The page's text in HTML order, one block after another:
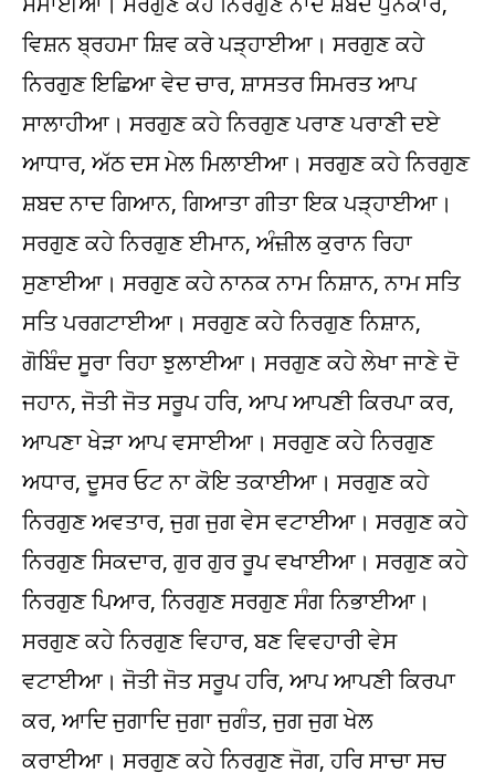
ਵਿਸ਼ਨ ਬ੍ਰਹਮਾ ਸ਼ਿਵ ਕਰੇ ਪੜ੍ਹਾਈਆ। ਸਰਗੁਣ ਕਹੇ
ਨਿਰਗੁਣ ਇਛਿਆ ਵੇਦ ਚਾਰ, ਸ਼ਾਸਤਰ ਸਿਮਰਤ ਆਪ
ਸਾਲਾਹੀਆ। ਸਰਗੁਣ ਕਹੇ ਨਿਰਗੁਣ ਪਰਾਣ ਪਰਾਣੀ ਦਏ
ਆਧਾਰ, ਅੱਠ ਦਸ ਮੇਲ ਮਿਲਾਈਆ। ਸਰਗੁਣ ਕਹੇ ਨਿਰਗੁਣ
ਸ਼ਬਦ ਨਾਦ ਗਿਆਨ, ਗਿਆਤਾ ਗੀਤਾ ਇਕ ਪੜ੍ਹਾਈਆ।
ਸਰਗੁਣ ਕਹੇ ਨਿਰਗੁਣ ਈਮਾਨ, ਅੰਜ਼ੀਲ ਕੁਰਾਨ ਰਿਹਾ
ਸੁਣਾਈਆ। ਸਰਗੁਣ ਕਹੇ ਨਾਨਕ ਨਾਮ ਨਿਸ਼ਾਨ, ਨਾਮ ਸਤਿ
ਸਤਿ ਪਰਗਟਾਈਆ। ਸਰਗੁਣ ਕਹੇ ਨਿਰਗੁਣ ਨਿਸ਼ਾਨ,
ਗੋਬਿੰਦ ਸੂਰਾ ਰਿਹਾ ਝੁਲਾਈਆ। ਸਰਗੁਣ ਕਹੇ ਲੇਖਾ ਜਾਣੇ ਦੋ
ਜਹਾਨ, ਜੋਤੀ ਜੋਤ ਸਰੂਪ ਹਰਿ, ਆਪ ਆਪਣੀ ਕਿਰਪਾ ਕਰ,
ਆਪਣਾ ਖੇੜਾ ਆਪ ਵਸਾਈਆ। ਸਰਗੁਣ ਕਹੇ ਨਿਰਗੁਣ
ਅਧਾਰ, ਦੂਸਰ ਓਟ ਨਾ ਕੋਇ ਤਕਾਈਆ। ਸਰਗੁਣ ਕਹੇ
ਨਿਰਗੁਣ ਅਵਤਾਰ, ਜੁਗ ਜੁਗ ਵੇਸ ਵਟਾਈਆ। ਸਰਗੁਣ ਕਹੇ
ਨਿਰਗੁਣ ਸਿਕਦਾਰ, ਗੁਰ ਗੁਰ ਰੂਪ ਵਖਾਈਆ। ਸਰਗੁਣ ਕਹੇ
ਨਿਰਗੁਣ ਪਿਆਰ, ਨਿਰਗੁਣ ਸਰਗੁਣ ਸੰਗ ਨਿਭਾਈਆ।
ਸਰਗੁਣ ਕਹੇ ਨਿਰਗੁਣ ਵਿਹਾਰ, ਬਣ ਵਿਵਹਾਰੀ ਵੇਸ
ਵਟਾਈਆ। ਜੋਤੀ ਜੋਤ ਸਰੂਪ ਹਰਿ, ਆਪ ਆਪਣੀ ਕਿਰਪਾ
ਕਰ, ਆਦਿ ਜੁਗਾਦਿ ਜੁਗਾ ਜੁਗੰਤ, ਜੁਗ ਜੁਗ ਖੇਲ
ਕਰਾਈਆ। ਸਰਗੁਣ ਕਹੇ ਨਿਰਗੁਣ ਜੋਗ, ਹਰਿ ਸਾਚਾ ਸਚ